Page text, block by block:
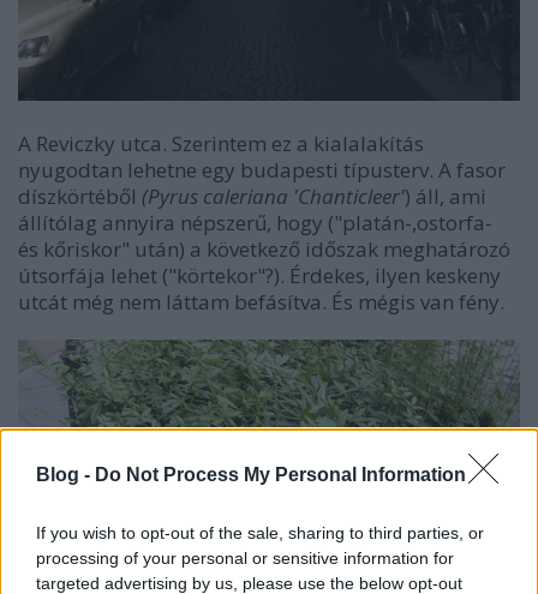
Blog - Do Not Process My Personal Information
If you wish to opt-out of the sale, sharing to third parties, or
processing of your personal or sensitive information for
targeted advertising by us, please use the below opt-out
A Reviczky utca. Szerintem ez a kialalakítás
nyugodtan lehetne egy budapesti típusterv. A fasor
díszkörtéből (Pyrus caleriana 'Chanticleer') áll, ami
állítólag annyira népszerű, hogy ("platán-,ostorfa-
és kőriskor" után) a következő időszak meghatározó
útsorfája lehet ("körtekor"?). Érdekes, ilyen keskeny
utcát még nem láttam befásítva. És mégis van fény.